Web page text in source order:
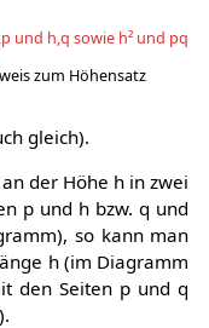
und h,q sowie h² und pq
zum Höhensatz
gleich).
der Höhe hin zwei
p und h bzw.q und
so kann man
h(im Diagramm
den Seiten pundq